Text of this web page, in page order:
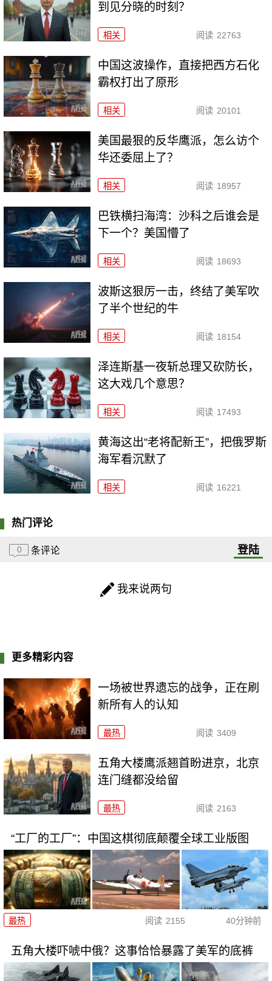
到见分晓的时刻？
相关 阅读 22763
中国这波操作，直接把西方石化
霸权打出了原形
相关 阅读 20101
美国最狠的反华鹰派，怎么访个
华还委屈上了？
相关 阅读 18957
巴铁横扫海湾：沙科之后谁会是
下一个？美国懵了
相关 阅读 18693
波斯这狠厉一击，终结了美军吹
了半个世纪的牛
相关 阅读 18154
泽连斯基一夜斩总理又砍防长，
这大戏几个意思？
相关 阅读 17493
黄海这出“老将配新王”，把俄罗斯
海军看沉默了
相关 阅读 16221
热门评论
0 条评论 登陆
我来说两句
更多精彩内容
一场被世界遗忘的战争，正在刷
新所有人的认知
最热 阅读 3409
五角大楼鹰派翘首盼进京，北京
连门缝都没给留
最热 阅读 2163
“工厂的工厂”：中国这棋彻底颠覆全球工业版图
最热 阅读 2155 40分钟前
五角大楼吓唬中俄？这事恰恰暴露了美军的底裤